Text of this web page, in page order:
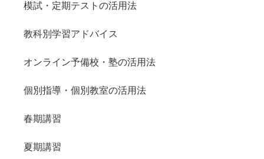
模試・定期テストの活用法
教科別学習アドバイス
オンライン予備校・塾の活用法
個別指導・個別教室の活用法
春期講習
夏期講習